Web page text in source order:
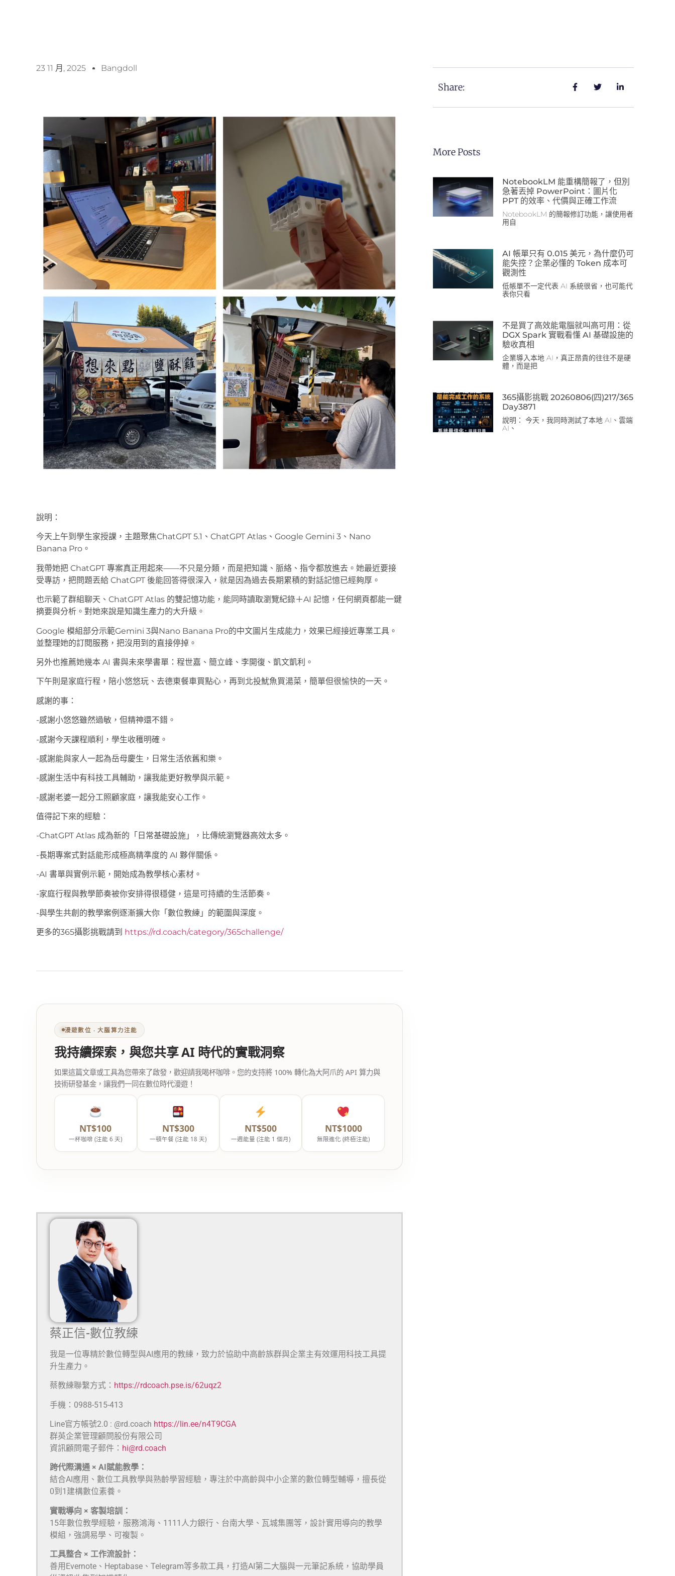
23 11 月, 2025 Bangdoll
說明：
今天上午到學生家授課，主題聚焦ChatGPT 5.1、ChatGPT Atlas、Google Gemini 3、Nano
Banana Pro。
我帶她把 ChatGPT 專案真正用起來——不只是分類，而是把知識、脈絡、指令都放進去。她最近要接
受專訪，把問題丟給 ChatGPT 後能回答得很深入，就是因為過去長期累積的對話記憶已經夠厚。
也示範了群組聊天、ChatGPT Atlas 的雙記憶功能，能同時讀取瀏覽紀錄＋AI 記憶，任何網頁都能一鍵
摘要與分析。對她來說是知識生產力的大升級。
Google 模組部分示範Gemini 3與Nano Banana Pro的中文圖片生成能力，效果已經接近專業工具。
並整理她的訂閱服務，把沒用到的直接停掉。
另外也推薦她幾本 AI 書與未來學書單：程世嘉、簡立峰、李開復、凱文凱利。
下午則是家庭行程，陪小悠悠玩、去德東餐車買點心，再到北投魷魚買湯菜，簡單但很愉快的一天。
感謝的事：
-感謝小悠悠雖然過敏，但精神還不錯。
-感謝今天課程順利，學生收穫明確。
-感謝能與家人一起為岳母慶生，日常生活依舊和樂。
-感謝生活中有科技工具輔助，讓我能更好教學與示範。
-感謝老婆一起分工照顧家庭，讓我能安心工作。
值得記下來的經驗：
-ChatGPT Atlas 成為新的「日常基礎設施」，比傳統瀏覽器高效太多。
-長期專案式對話能形成極高精準度的 AI 夥伴關係。
-AI 書單與實例示範，開始成為教學核心素材。
-家庭行程與教學節奏被你安排得很穩健，這是可持續的生活節奏。
-與學生共創的教學案例逐漸擴大你「數位教練」的範圍與深度。
更多的365攝影挑戰請到 https://rd.coach/category/365challenge/
漫遊數位 ‧ 大腦算力注能
我持續探索，與您共享 AI 時代的實戰洞察
如果這篇文章或工具為您帶來了啟發，歡迎請我喝杯咖啡。您的支持將 100% 轉化為大阿爪的 API 算力與
技術研發基金，讓我們一同在數位時代漫遊！
NT$100
一杯咖啡 (注能 6 天)
NT$300
一頓午餐 (注能 18 天)
NT$500
一週能量 (注能 1 個月)
NT$1000
無限進化 (終極注能)
蔡正信-數位教練
我是一位專精於數位轉型與AI應用的教練，致力於協助中高齡族群與企業主有效運用科技工具提
升生產力。
蔡教練聯繫方式： https://rdcoach.pse.is/62uqz2
手機：0988-515-413
Line官方帳號2.0 : @rd.coach https://lin.ee/n4T9CGA
群英企業管理顧問股份有限公司
資訊顧問電子郵件： hi@rd.coach
跨代際溝通 × AI賦能教學：
結合AI應用、數位工具教學與熟齡學習經驗，專注於中高齡與中小企業的數位轉型輔導，擅長從
0到1建構數位素養。
實戰導向 × 客製培訓：
15年數位教學經驗，服務鴻海、1111人力銀行、台南大學、瓦城集團等，設計實用導向的教學
模組，強調易學、可複製。
工具整合 × 工作流設計：
善用Evernote、Heptabase、Telegram等多款工具，打造AI第二大腦與一元筆記系統，協助學員
Share:
More Posts
NotebookLM 能重構簡報了，但別
急著丟掉 PowerPoint：圖片化
PPT 的效率、代價與正確工作流
NotebookLM 的簡報修訂功能，讓使用者
用自
AI 帳單只有 0.015 美元，為什麼仍可
能失控？企業必懂的 Token 成本可
觀測性
低帳單不一定代表 AI 系統很省，也可能代
表你只看
不是買了高效能電腦就叫高可用：從
DGX Spark 實戰看懂 AI 基礎設施的
驗收真相
企業導入本地 AI，真正昂貴的往往不是硬
體，而是把
365攝影挑戰 20260806(四)217/365
Day3871
說明： 今天，我同時測試了本地 AI、雲端
AI、